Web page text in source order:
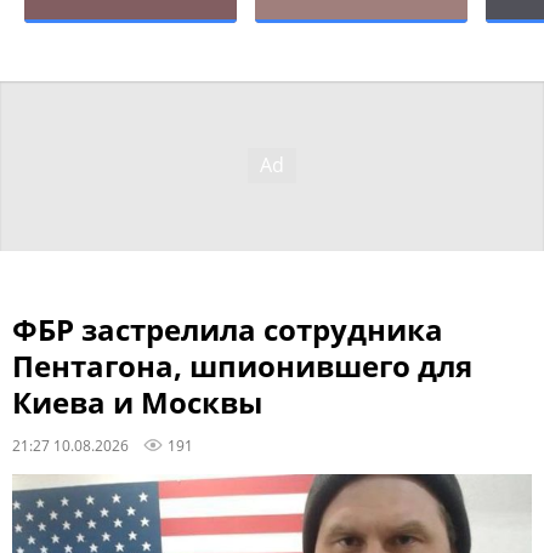
ФБР застрелила сотрудника
Пентагона, шпионившего для
Киева и Москвы
21:27 10.08.2026 191